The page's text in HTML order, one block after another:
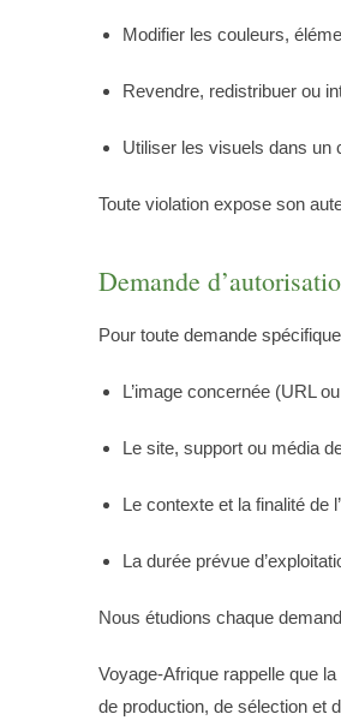
Modifier les couleurs,
Revendre, redistribuer ou
Utiliser les visuels dans un
Toute violation expose son
Demande
Pour toute demande
L’image concernée (URL
Le site, support ou média
Le contexte et la finalité de
La durée prévue
Nous étudions chaque
Voyage-Afrique rappelle que
de production, de sélection et